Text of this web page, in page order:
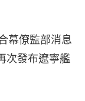
幕僚監部消息
次發布遼寧艦